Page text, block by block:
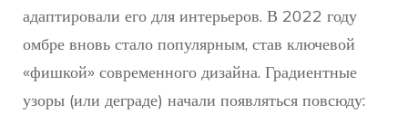
адаптировали его для интерьеров. В 2022 году
омбре вновь стало популярным, став ключевой
«фишкой» современного дизайна. Градиентные
узоры (или деграде) начали появляться повсюду: